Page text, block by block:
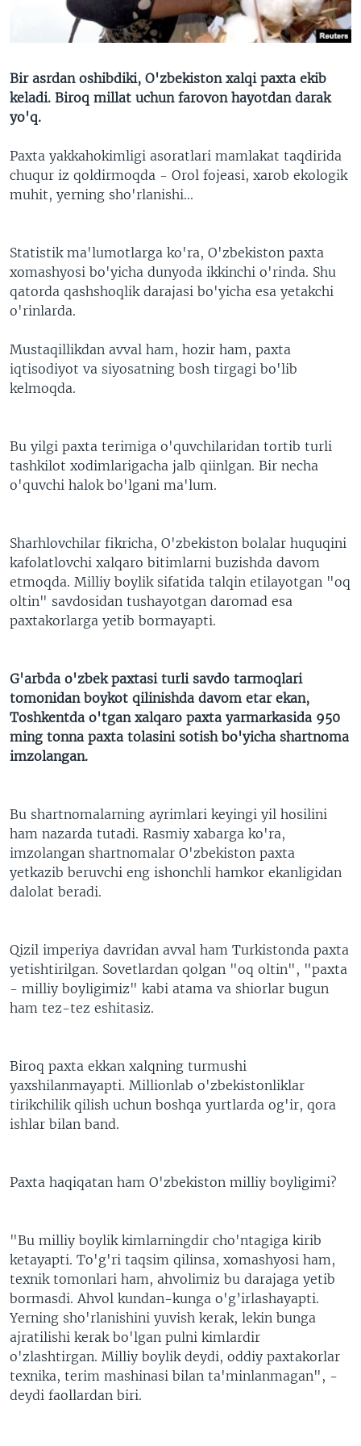
XABARLAR SURATLARDA
ODNOKLASSNIKI
TELEGRAM
TWITTER
SOUNDCLOUD
VOA
Bir asrdan oshibdiki, O'zbekiston xalqi paxta ekib
keladi. Biroq millat uchun farovon hayotdan darak
yo'q.
Paxta yakkahokimligi asoratlari mamlakat taqdirida
chuqur iz qoldirmoqda - Orol fojeasi, xarob ekologik
muhit, yerning sho'rlanishi...
Statistik ma'lumotlarga ko'ra, O'zbekiston paxta
xomashyosi bo'yicha dunyoda ikkinchi o'rinda. Shu
qatorda qashshoqlik darajasi bo'yicha esa yetakchi
o'rinlarda.
Mustaqillikdan avval ham, hozir ham, paxta
iqtisodiyot va siyosatning bosh tirgagi bo'lib
kelmoqda.
Bu yilgi paxta terimiga o'quvchilaridan tortib turli
tashkilot xodimlarigacha jalb qiinlgan. Bir necha
o'quvchi halok bo'lgani ma'lum.
Sharhlovchilar fikricha, O'zbekiston bolalar huquqini
kafolatlovchi xalqaro bitimlarni buzishda davom
etmoqda. Milliy boylik sifatida talqin etilayotgan "oq
oltin" savdosidan tushayotgan daromad esa
paxtakorlarga yetib bormayapti.
G'arbda o'zbek paxtasi turli savdo tarmoqlari
tomonidan boykot qilinishda davom etar ekan,
Toshkentda o'tgan xalqaro paxta yarmarkasida 950
ming tonna paxta tolasini sotish bo'yicha shartnoma
imzolangan.
Bu shartnomalarning ayrimlari keyingi yil hosilini
ham nazarda tutadi. Rasmiy xabarga ko'ra,
imzolangan shartnomalar O'zbekiston paxta
yetkazib beruvchi eng ishonchli hamkor ekanligidan
dalolat beradi.
Qizil imperiya davridan avval ham Turkistonda paxta
yetishtirilgan. Sovetlardan qolgan "oq oltin", "paxta
- milliy boyligimiz" kabi atama va shiorlar bugun
ham tez-tez eshitasiz.
Biroq paxta ekkan xalqning turmushi
yaxshilanmayapti. Millionlab o'zbekistonliklar
tirikchilik qilish uchun boshqa yurtlarda og'ir, qora
ishlar bilan band.
Paxta haqiqatan ham O'zbekiston milliy boyligimi?
"Bu milliy boylik kimlarningdir cho'ntagiga kirib
ketayapti. To'g'ri taqsim qilinsa, xomashyosi ham,
texnik tomonlari ham, ahvolimiz bu darajaga yetib
bormasdi. Ahvol kundan-kunga o'g’irlashayapti.
Yerning sho'rlanishini yuvish kerak, lekin bunga
ajratilishi kerak bo'lgan pulni kimlardir
o'zlashtirgan. Milliy boylik deydi, oddiy paxtakorlar
texnika, terim mashinasi bilan ta'minlanmagan", -
deydi faollardan biri.